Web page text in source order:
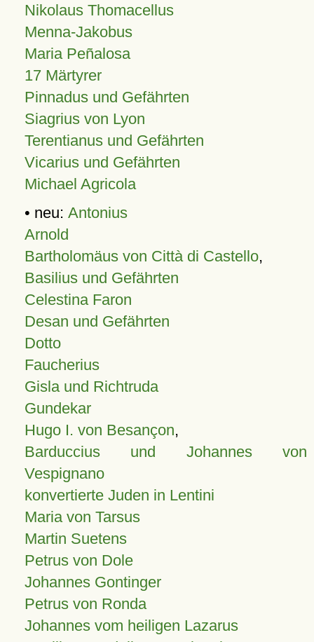
Nikolaus Thomacellus
Menna-Jakobus
Maria Peñalosa
17 Märtyrer
Pinnadus und Gefährten
Siagrius von Lyon
Terentianus und Gefährten
Vicarius und Gefährten
Michael Agricola
• neu: Antonius
Arnold
Bartholomäus von Città di Castello,
Basilius und Gefährten
Celestina Faron
Desan und Gefährten
Dotto
Faucherius
Gisla und Richtruda
Gundekar
Hugo I. von Besançon,
Barduccius und Johannes von
Vespignano
konvertierte Juden in Lentini
Maria von Tarsus
Martin Suetens
Petrus von Dole
Johannes Gontinger
Petrus von Ronda
Johannes vom heiligen Lazarus